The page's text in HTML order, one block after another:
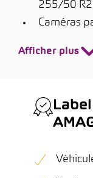
255/50
Caméras
Afficher plus